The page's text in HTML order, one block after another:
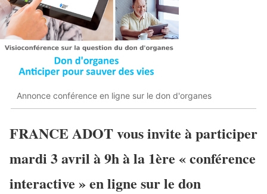
Annonce conférence en ligne sur le don d'organes
FRANCE ADOT vous invite à participer
mardi 3 avril à 9h à la 1ère « conférence
interactive » en ligne sur le don